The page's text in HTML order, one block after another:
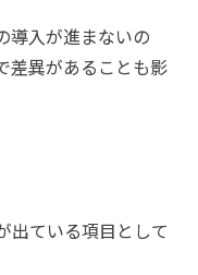
導入が進まないの
差異があることも影
出ている項目として